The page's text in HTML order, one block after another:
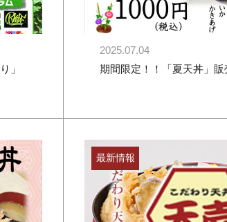
」
2025.07.04
期間限定！！「夏天丼」販
最新情報